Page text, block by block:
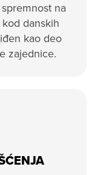
na
danskih
kao deo
zajednice.